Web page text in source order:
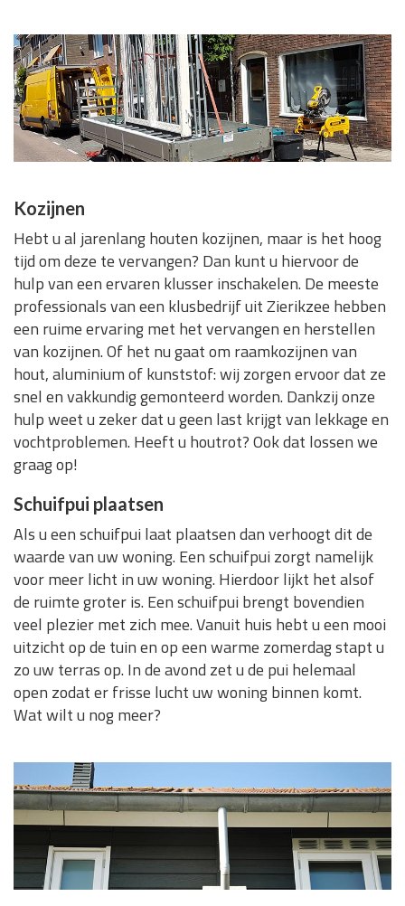
Kozijnen
Hebt u al jarenlang houten kozijnen, maar is het hoog
tijd om deze te vervangen? Dan kunt u hiervoor de
hulp van een ervaren klusser inschakelen. De meeste
professionals van een klusbedrijf uit Zierikzee hebben
een ruime ervaring met het vervangen en herstellen
van kozijnen. Of het nu gaat om raamkozijnen van
hout, aluminium of kunststof: wij zorgen ervoor dat ze
snel en vakkundig gemonteerd worden. Dankzij onze
hulp weet u zeker dat u geen last krijgt van lekkage en
vochtproblemen. Heeft u houtrot? Ook dat lossen we
graag op!
Schuifpui plaatsen
Als u een schuifpui laat plaatsen dan verhoogt dit de
waarde van uw woning. Een schuifpui zorgt namelijk
voor meer licht in uw woning. Hierdoor lijkt het alsof
de ruimte groter is. Een schuifpui brengt bovendien
veel plezier met zich mee. Vanuit huis hebt u een mooi
uitzicht op de tuin en op een warme zomerdag stapt u
zo uw terras op. In de avond zet u de pui helemaal
open zodat er frisse lucht uw woning binnen komt.
Wat wilt u nog meer?